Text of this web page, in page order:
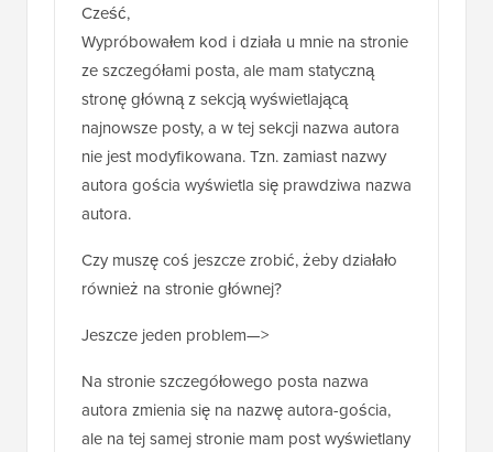
Cześć,
Wypróbowałem kod i działa u mnie na stronie
ze szczegółami posta, ale mam statyczną
stronę główną z sekcją wyświetlającą
najnowsze posty, a w tej sekcji nazwa autora
nie jest modyfikowana. Tzn. zamiast nazwy
autora gościa wyświetla się prawdziwa nazwa
autora.
Czy muszę coś jeszcze zrobić, żeby działało
również na stronie głównej?
Jeszcze jeden problem—>
Na stronie szczegółowego posta nazwa
autora zmienia się na nazwę autora-gościa,
ale na tej samej stronie mam post wyświetlany